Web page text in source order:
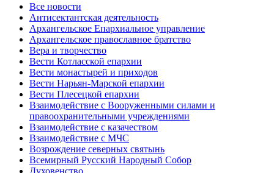
Все новости
Антисектантская деятельность
Архангельское Епархиальное управление
Архангельское православное братство
Вера и творчество
Вести Котласской епархии
Вести монастырей и приходов
Вести Нарьян-Марской епархии
Вести Плесецкой епархии
Взаимодействие с Вооруженными силами и
правоохранительными учреждениями
Взаимодействие с казачеством
Взаимодействие с МЧС
Возрождение северных святынь
Всемирный Русский Народный Собор
Духовенство